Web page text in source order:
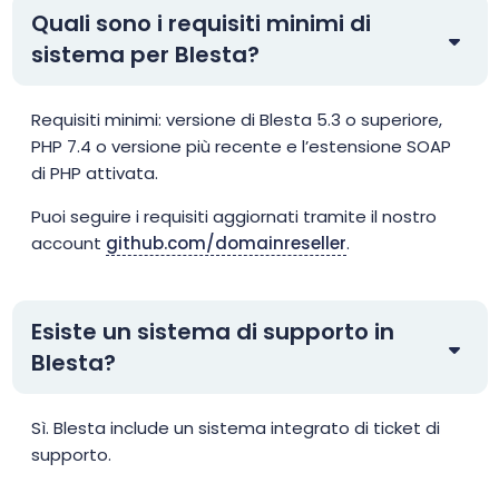
Quali sono i requisiti minimi di
sistema per Blesta?
Requisiti minimi: versione di Blesta 5.3 o superiore,
PHP 7.4 o versione più recente e l’estensione SOAP
di PHP attivata.
Puoi seguire i requisiti aggiornati tramite il nostro
account github.com/domainreseller.
Esiste un sistema di supporto in
Blesta?
Sì. Blesta include un sistema integrato di ticket di
supporto.